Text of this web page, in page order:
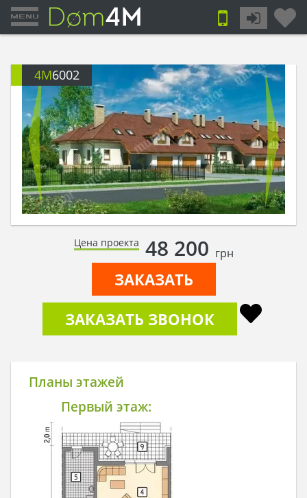
4M6002
Цена проекта 48 200 грн
ЗАКАЗАТЬ
ЗАКАЗАТЬ ЗВОНОК
Планы этажей
Первый этаж: